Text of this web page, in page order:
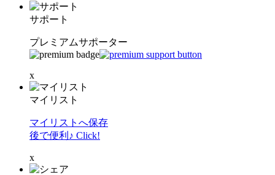
サポート
プレミアムサポーター
x
マイリスト
マイリストへ保存
後で便利♪ Click!
x